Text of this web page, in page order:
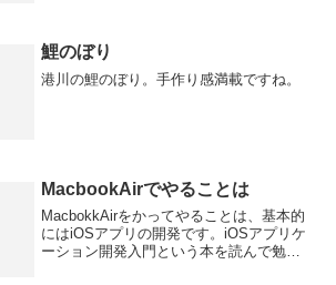
かぁ～っ！！」とおかずが...
鯉のぼり
港川の鯉のぼり。手作り感満載ですね。
MacbookAirでやることは
MacbokkAirをかってやることは、基本的
にはiOSアプリの開発です。iOSアプリケ
ーション開発入門という本を読んで勉強